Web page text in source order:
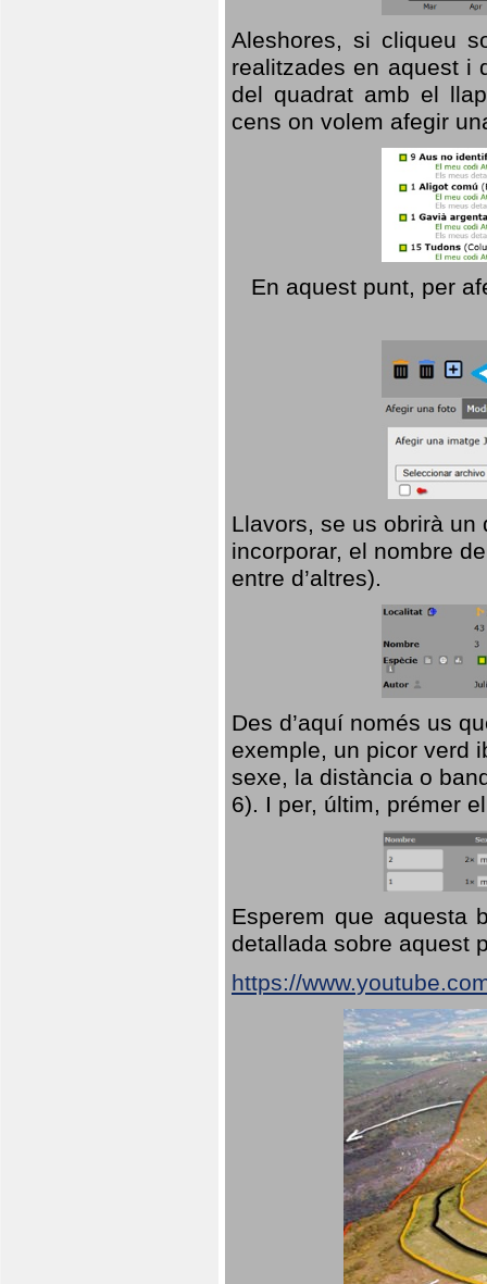
Aleshores, si cliqueu
realitzades en aquest i
del quadrat amb el
cens on volem afegir
En aquest punt, per
Llavors, se us obrirà
incorporar, el nombre
entre d’altres).
Des d’aquí només us
exemple, un picor verd
sexe, la distància o
6). I per, últim, prémer
Esperem que aquesta
detallada sobre aquest
https://